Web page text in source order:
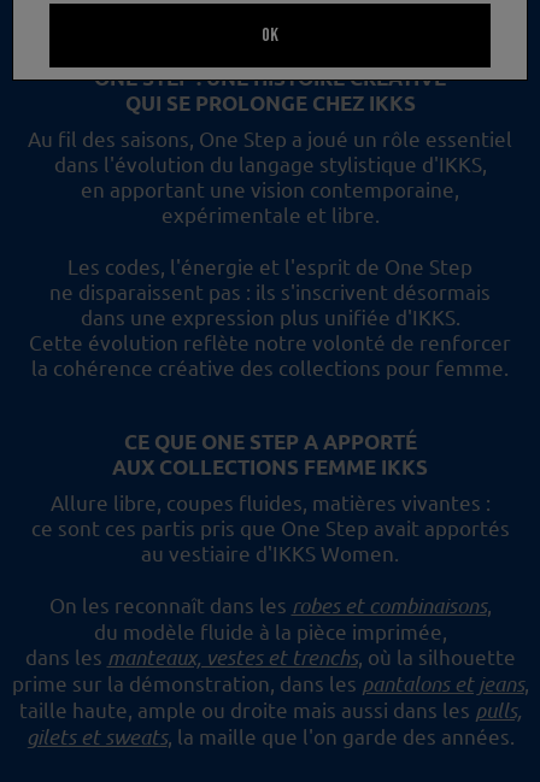
ONE STEP : UNE HISTOIRE CRÉATIVE
QUI SE PROLONGE CHEZ IKKS
Au fil des saisons, One Step a joué un rôle essentiel
dans l'évolution du langage stylistique d'IKKS,
en apportant une vision contemporaine,
expérimentale et libre.
Les codes, l'énergie et l'esprit de One Step
ne disparaissent pas : ils s'inscrivent désormais
dans une expression plus unifiée d'IKKS.
Cette évolution reflète notre volonté de renforcer
la cohérence créative des collections pour femme.
CE QUE ONE STEP A APPORTÉ
AUX COLLECTIONS FEMME IKKS
Allure libre, coupes fluides, matières vivantes :
ce sont ces partis pris que One Step avait apportés
au vestiaire d'IKKS Women.
On les reconnaît dans les robes et combinaisons,
du modèle fluide à la pièce imprimée,
dans les manteaux, vestes et trenchs, où la silhouette
prime sur la démonstration, dans les pantalons et jeans,
taille haute, ample ou droite mais aussi dans les pulls,
gilets et sweats, la maille que l'on garde des années.
OK